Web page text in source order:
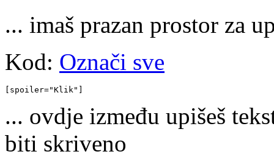
... imaš prazan prostor za
Kod: Označi sve
[spoiler="Klik"]
... ovdje između upišeš
biti skriveno